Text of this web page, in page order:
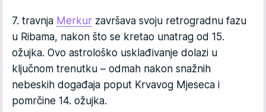
7. travnja Merkur završava svoju retrogradnu fazu
u Ribama, nakon što se kretao unatrag od 15.
ožujka. Ovo astrološko usklađivanje dolazi u
ključnom trenutku – odmah nakon snažnih
nebeskih događaja poput Krvavog Mjeseca i
pomrčine 14. ožujka.